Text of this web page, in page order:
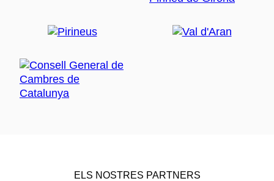
ELS NOSTRES PARTNERS